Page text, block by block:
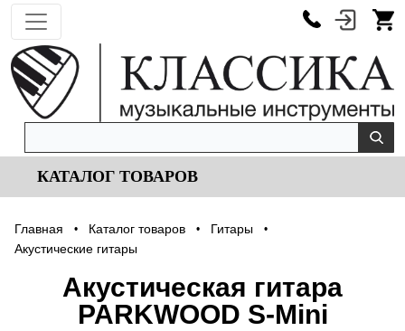
КАТАЛОГ ТОВАРОВ
Главная • Каталог товаров • Гитары •
Акустические гитары
Акустическая гитара
PARKWOOD S-Mini